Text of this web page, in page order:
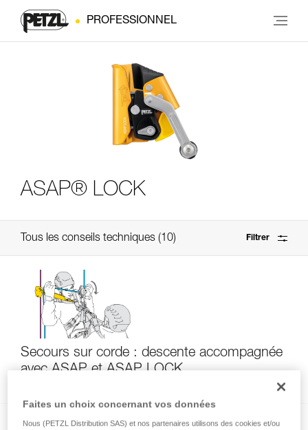
PROFESSIONNEL
ASAP® LOCK
Tous les conseils techniques 10 Filtrer
Secours sur corde : descente accompagnée
avec ASAP et ASAP LOCK
Faites un choix concernant vos données
Nous (PETZL Distribution SAS) et nos partenaires utilisons des cookies et/ou